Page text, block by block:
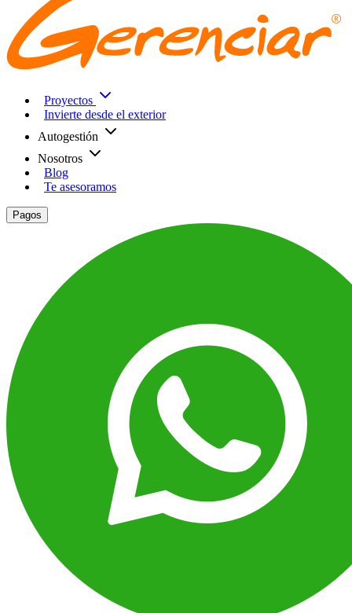
Proyectos
Invierte desde el exterior
Autogestión
Nosotros
Blog
Te asesoramos
Pagos